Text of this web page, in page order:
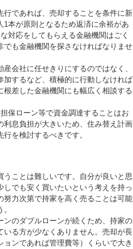
であれば、売却することを条件に新
本が原則となるため返済に余裕があ
対応をしてもらえる金融機関はごく
も金融機関を探さなければなりませ
会社に任せきりにするのではなく、
するなど、積極的に行動しなければ
差した金融機関にも幅広く相談する
保ローン等で資金調達することはお
息負担が大きいため、住み替え計画
を検討するべきです。
ことは難しいです。自分が良いと思
でも安く買いたいという考えを持っ
力次第で持家を高く売ることは可能
のダブルローンが続くため、持家の
る方が少なくありません。売却が長
ンであれば管理費等）くらいで大き